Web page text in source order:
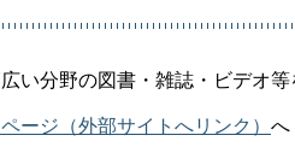
い分野の図書・雑誌・ビデオ等
ージ（外部サイトへリンク） へ